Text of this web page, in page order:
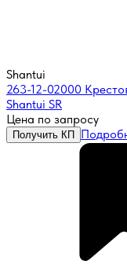
Shantui
263-12-02000
Shantui SR
Цена по запросу
Получить КП